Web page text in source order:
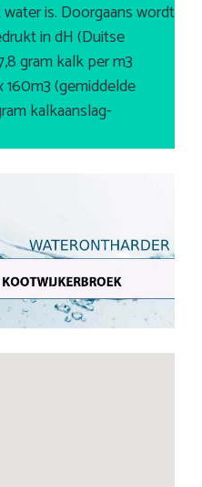
is. Doorgaans wordt
in dH (Duitse
gram kalk per m3
160m3 (gemiddelde
kalkaanslag-